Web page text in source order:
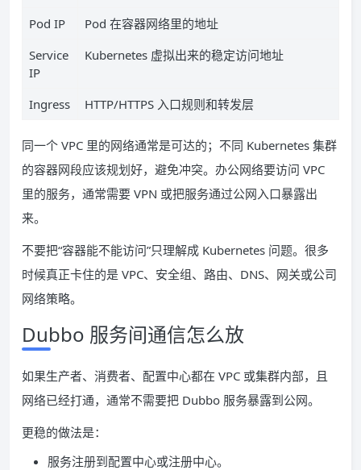
Pod IP
Pod 在容器网络里的地址
Service
IP
Kubernetes 虚拟出来的稳定访问地址
Ingress HTTP/HTTPS 入口规则和转发层
同一个 VPC 里的网络通常是可达的；不同 Kubernetes 集群
的容器网段应该规划好，避免冲突。办公网络要访问 VPC
里的服务，通常需要 VPN 或把服务通过公网入口暴露出
来。
不要把“容器能不能访问”只理解成 Kubernetes 问题。很多
时候真正卡住的是 VPC、安全组、路由、DNS、网关或公司
网络策略。
Dubbo 服务间通信怎么放
如果生产者、消费者、配置中心都在 VPC 或集群内部，且
网络已经打通，通常不需要把 Dubbo 服务暴露到公网。
更稳的做法是：
服务注册到配置中心或注册中心。